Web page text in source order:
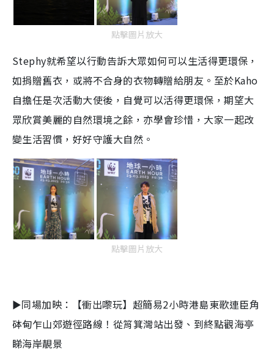
點擊圖片放大
Stephy就希望以行動告訴大眾如何可以生活得更環保，
如捐贈舊衣，或將不合身的衣物轉贈給朋友。至於Kaho
自擔任是次活動大使後，自覺可以活得更環保，期望大
眾欣賞美麗的自然環境之餘，亦學會珍惜，大家一起改
變生活習慣，好好守護大自然。
點擊圖片放大
►同場加映：【衝出嚟玩】超簡易2小時港島東歌連臣角
砵甸乍山郊遊徑路線！從筲箕灣站出發、到終點觀海亭
睇海岸靚景